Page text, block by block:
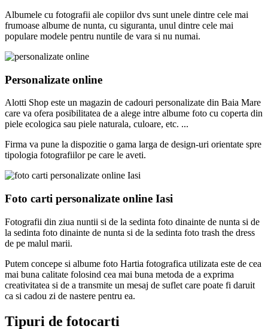
Albumele cu fotografii ale copiilor dvs sunt unele dintre cele mai
frumoase albume de nunta, cu siguranta, unul dintre cele mai
populare modele pentru nuntile de vara si nu numai.
Personalizate online
Alotti Shop este un magazin de cadouri personalizate din Baia Mare
care va ofera posibilitatea de a alege intre albume foto cu coperta din
piele ecologica sau piele naturala, culoare, etc. ...
Firma va pune la dispozitie o gama larga de design-uri orientate spre
tipologia fotografiilor pe care le aveti.
Foto carti personalizate online Iasi
Fotografii din ziua nuntii si de la sedinta foto dinainte de nunta si de
la sedinta foto dinainte de nunta si de la sedinta foto trash the dress
de pe malul marii.
Putem concepe si albume foto Hartia fotografica utilizata este de cea
mai buna calitate folosind cea mai buna metoda de a exprima
creativitatea si de a transmite un mesaj de suflet care poate fi daruit
ca si cadou zi de nastere pentru ea.
Tipuri de fotocarti